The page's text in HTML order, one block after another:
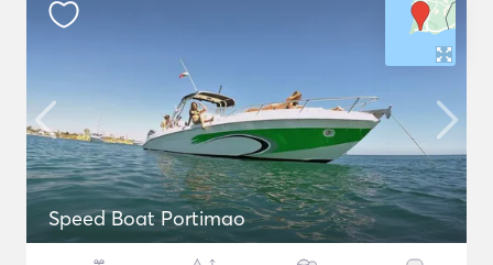
Speed Boat Portimao